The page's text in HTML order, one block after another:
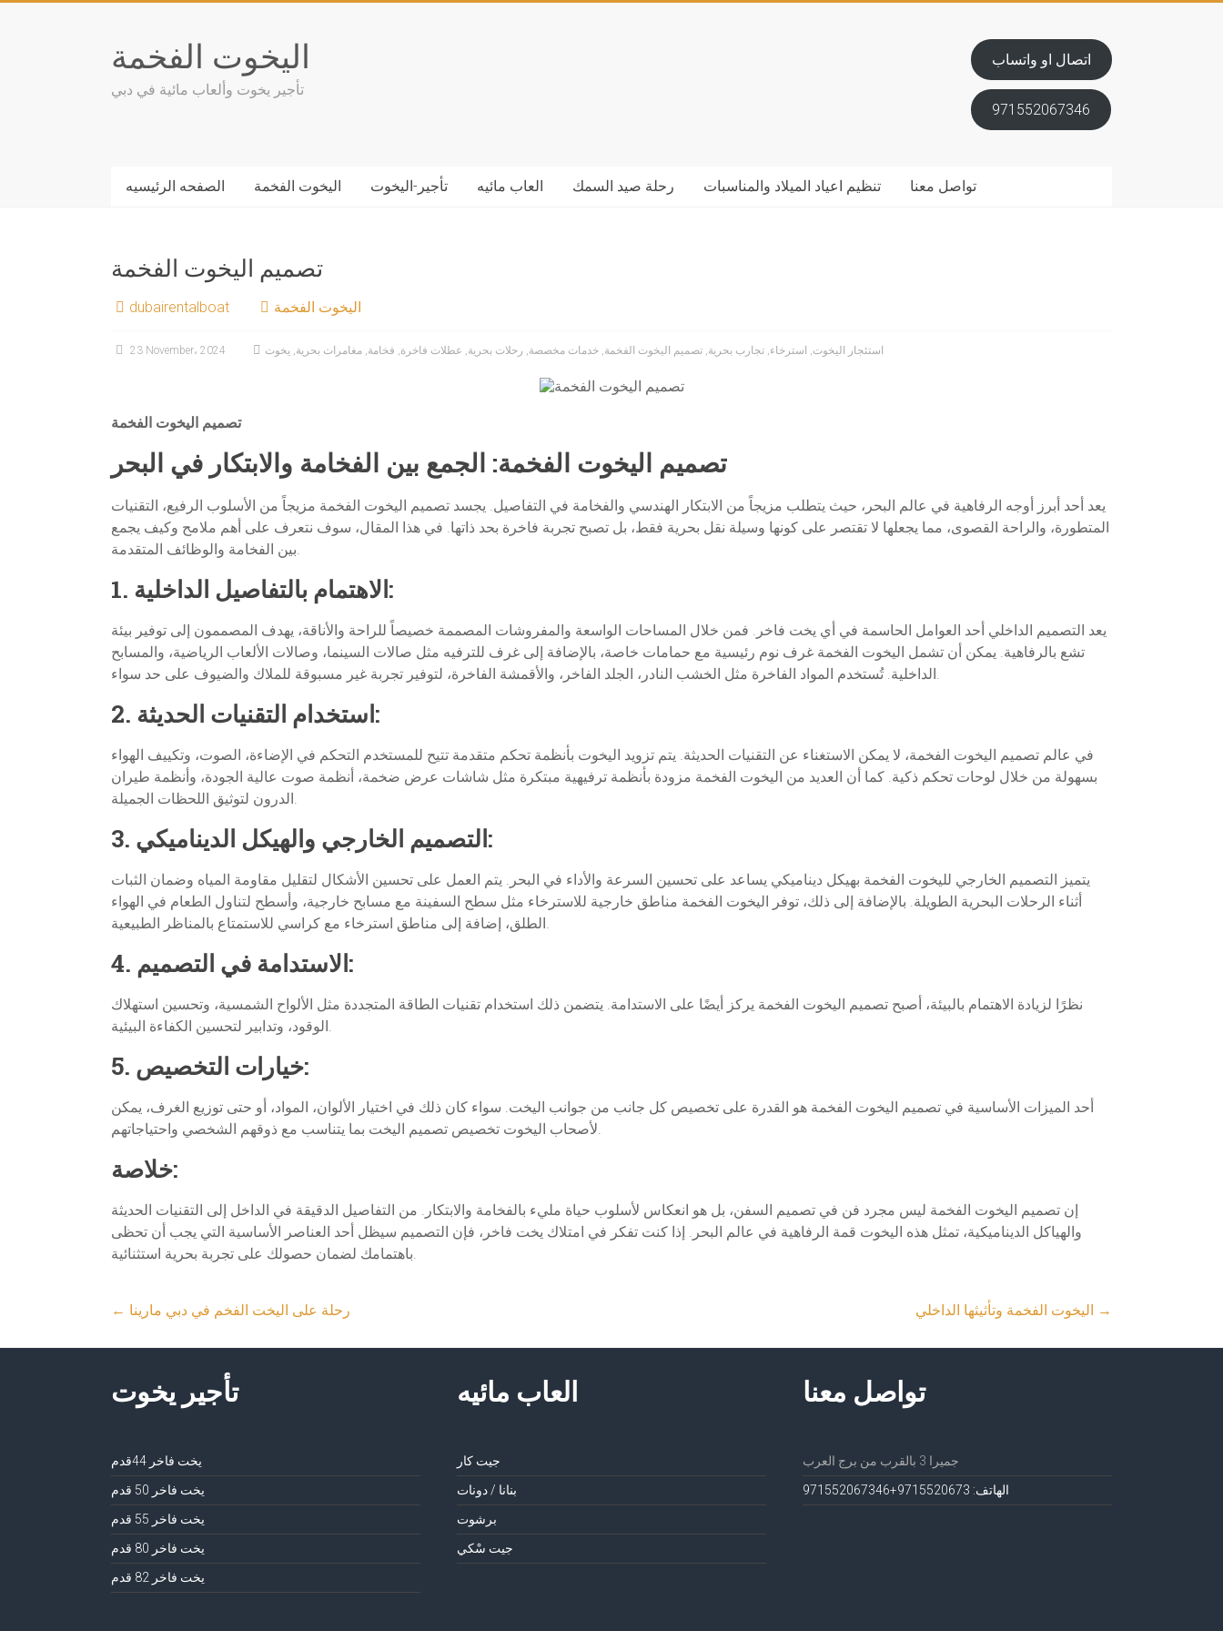
اليخوت الفخمة
تأجير يخوت وألعاب مائية في دبي
اتصال او واتساب
971552067346
الصفحه الرئيسيه اليخوت الفخمة تأجير-اليخوت العاب مائيه رحلة صيد السمك تنظيم اعياد الميلاد والمناسبات تواصل معنا
تصميم اليخوت الفخمة
dubairentalboat اليخوت الفخمة
23 November، 2024 استئجار اليخوت, استرخاء, تجارب بحرية, تصميم اليخوت الفخمة, خدمات مخصصة, رحلات بحرية, عطلات فاخرة, فخامة, مغامرات بحرية, يخوت
تصميم اليخوت الفخمة
تصميم اليخوت الفخمة: الجمع بين الفخامة والابتكار في البحر
يعد أحد أبرز أوجه الرفاهية في عالم البحر، حيث يتطلب مزيجاً من الابتكار الهندسي والفخامة في التفاصيل. يجسد تصميم اليخوت الفخمة مزيجاً من الأسلوب الرفيع، التقنيات
المتطورة، والراحة القصوى، مما يجعلها لا تقتصر على كونها وسيلة نقل بحرية فقط، بل تصبح تجربة فاخرة بحد ذاتها. في هذا المقال، سوف نتعرف على أهم ملامح وكيف يجمع
بين الفخامة والوظائف المتقدمة.
1. الاهتمام بالتفاصيل الداخلية:
يعد التصميم الداخلي أحد العوامل الحاسمة في أي يخت فاخر. فمن خلال المساحات الواسعة والمفروشات المصممة خصيصاً للراحة والأناقة، يهدف المصممون إلى توفير بيئة
تشع بالرفاهية. يمكن أن تشمل اليخوت الفخمة غرف نوم رئيسية مع حمامات خاصة، بالإضافة إلى غرف للترفيه مثل صالات السينما، وصالات الألعاب الرياضية، والمسابح
الداخلية. تُستخدم المواد الفاخرة مثل الخشب النادر، الجلد الفاخر، والأقمشة الفاخرة، لتوفير تجربة غير مسبوقة للملاك والضيوف على حد سواء.
2. استخدام التقنيات الحديثة:
في عالم تصميم اليخوت الفخمة، لا يمكن الاستغناء عن التقنيات الحديثة. يتم تزويد اليخوت بأنظمة تحكم متقدمة تتيح للمستخدم التحكم في الإضاءة، الصوت، وتكييف الهواء
بسهولة من خلال لوحات تحكم ذكية. كما أن العديد من اليخوت الفخمة مزودة بأنظمة ترفيهية مبتكرة مثل شاشات عرض ضخمة، أنظمة صوت عالية الجودة، وأنظمة طيران
الدرون لتوثيق اللحظات الجميلة.
3. التصميم الخارجي والهيكل الديناميكي:
يتميز التصميم الخارجي لليخوت الفخمة بهيكل ديناميكي يساعد على تحسين السرعة والأداء في البحر. يتم العمل على تحسين الأشكال لتقليل مقاومة المياه وضمان الثبات
أثناء الرحلات البحرية الطويلة. بالإضافة إلى ذلك، توفر اليخوت الفخمة مناطق خارجية للاسترخاء مثل سطح السفينة مع مسابح خارجية، وأسطح لتناول الطعام في الهواء
الطلق، إضافة إلى مناطق استرخاء مع كراسي للاستمتاع بالمناظر الطبيعية.
4. الاستدامة في التصميم:
نظرًا لزيادة الاهتمام بالبيئة، أصبح تصميم اليخوت الفخمة يركز أيضًا على الاستدامة. يتضمن ذلك استخدام تقنيات الطاقة المتجددة مثل الألواح الشمسية، وتحسين استهلاك
الوقود، وتدابير لتحسين الكفاءة البيئية.
5. خيارات التخصيص:
أحد الميزات الأساسية في تصميم اليخوت الفخمة هو القدرة على تخصيص كل جانب من جوانب اليخت. سواء كان ذلك في اختيار الألوان، المواد، أو حتى توزيع الغرف، يمكن
لأصحاب اليخوت تخصيص تصميم اليخت بما يتناسب مع ذوقهم الشخصي واحتياجاتهم.
خلاصة:
إن تصميم اليخوت الفخمة ليس مجرد فن في تصميم السفن، بل هو انعكاس لأسلوب حياة مليء بالفخامة والابتكار. من التفاصيل الدقيقة في الداخل إلى التقنيات الحديثة
والهياكل الديناميكية، تمثل هذه اليخوت قمة الرفاهية في عالم البحر. إذا كنت تفكر في امتلاك يخت فاخر، فإن التصميم سيظل أحد العناصر الأساسية التي يجب أن تحظى
باهتمامك لضمان حصولك على تجربة بحرية استثنائية.
← رحلة على اليخت الفخم في دبي مارينا →
تأجير يخوت
يخت فاخر 44قدم
يخت فاخر 50 قدم
يخت فاخر 55 قدم
يخت فاخر 80 قدم
يخت فاخر 82 قدم
العاب مائيه
جيت كار
بنانا / دونات
برشوت
جيت سْكي
تواصل معنا
جميرا 3 بالقرب من برج العرب
الهاتف: 971552067 3+971552067346